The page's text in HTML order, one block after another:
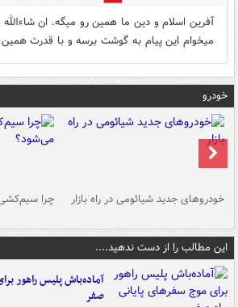
آفرین اسلام و دین ما همین رو میگه. ان
میخوام این پیام به گوشت برسه و با قدرت
خودرو
خودروهای جدید شیائومی در راه بازار چرا
این مطالب را از دست ندهید....
آماده‌باش پلیس راهور
صفر